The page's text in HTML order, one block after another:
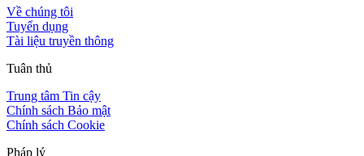
Về chúng tôi
Tuyển dụng
Tài liệu truyền thông
Tuân thủ
Trung tâm Tin cậy
Chính sách Bảo mật
Chính sách Cookie
Pháp lý